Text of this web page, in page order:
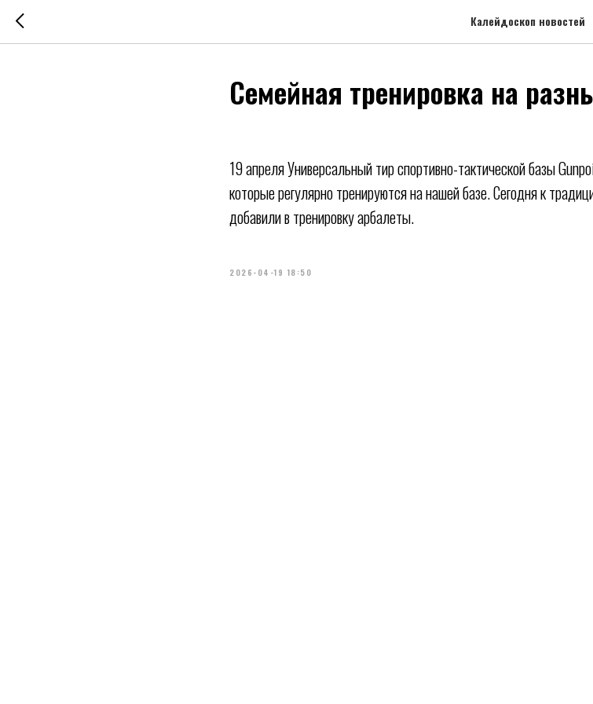
Калейдоскоп новостей
Семейная тренировка на
19 апреля Универсальный тир спортивно-тактической базы
которые регулярно тренируются на нашей базе. Сегодня к
добавили в тренировку арбалеты.
2026-04-19 18:50